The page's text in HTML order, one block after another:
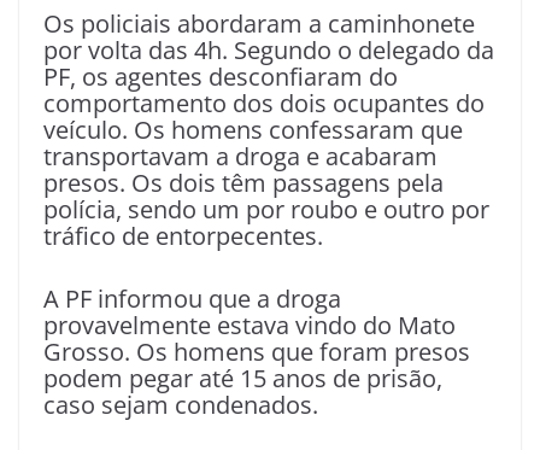
Os policiais abordaram a caminhonete
por volta das 4h. Segundo o delegado da
PF, os agentes desconfiaram do
comportamento dos dois ocupantes do
veículo. Os homens confessaram que
transportavam a droga e acabaram
presos. Os dois têm passagens pela
polícia, sendo um por roubo e outro por
tráfico de entorpecentes.
A PF informou que a droga
provavelmente estava vindo do Mato
Grosso. Os homens que foram presos
podem pegar até 15 anos de prisão,
caso sejam condenados.